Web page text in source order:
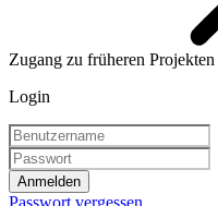
Zugang zu früheren Projekten
Login
Anmelden
Passwort vergessen